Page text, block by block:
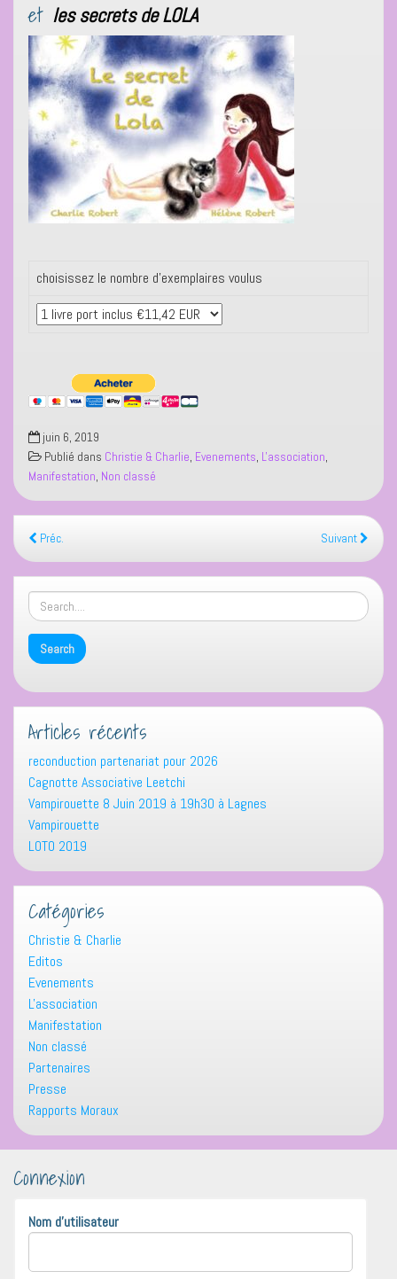
et les secrets de LOLA
choisissez le nombre d’exemplaires voulus
juin 6, 2019
Publié dans Christie & Charlie, Evenements, L'association,
Manifestation, Non classé
Préc. Suivant
Articles récents
reconduction partenariat pour 2026
Cagnotte Associative Leetchi
Vampirouette 8 Juin 2019 à 19h30 à Lagnes
Vampirouette
LOTO 2019
Catégories
Christie & Charlie
Editos
Evenements
L'association
Manifestation
Non classé
Partenaires
Presse
Rapports Moraux
Connexion
Nom d'utilisateur